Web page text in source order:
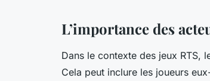
L’importance des
Dans le contexte des jeux RTS,
Cela peut inclure les joueurs